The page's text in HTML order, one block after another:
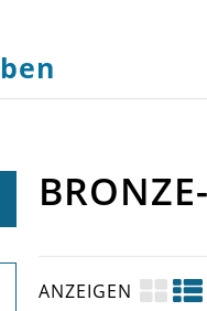
ANZEIGEN